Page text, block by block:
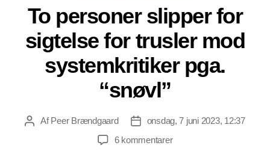
To personer slipper for
sigtelse for trusler mod
systemkritiker pga.
“snøvl”
Indlægsforfatter
AfPeer Brændgaard Indlægsdato
onsdag, 7 juni 2023, 12:37
6 kommentarertil